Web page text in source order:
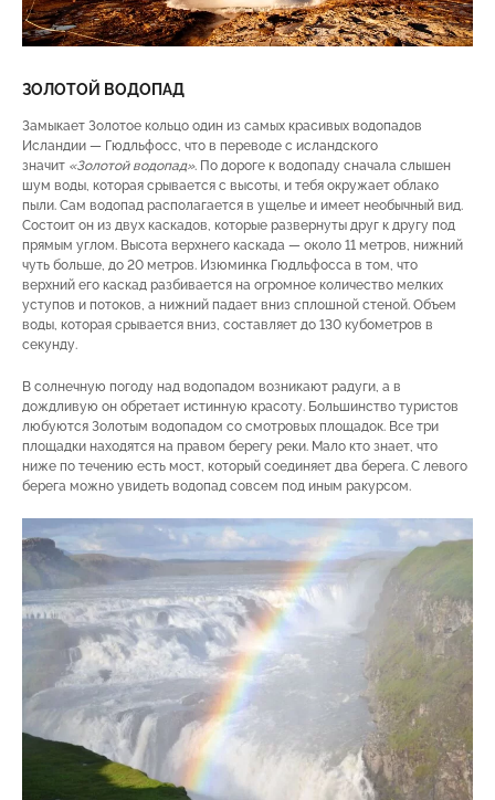
ЗОЛОТОЙ ВОДОПАД
Замыкает Золотое кольцо один из самых красивых водопадов
Исландии — Гюдльфосс, что в переводе с исландского
значит «Золотой водопад». По дороге к водопаду сначала слышен
шум воды, которая срывается с высоты, и тебя окружает облако
пыли. Сам водопад располагается в ущелье и имеет необычный вид.
Состоит он из двух каскадов, которые развернуты друг к другу под
прямым углом. Высота верхнего каскада — около 11 метров, нижний
чуть больше, до 20 метров. Изюминка Гюдльфосса в том, что
верхний его каскад разбивается на огромное количество мелких
уступов и потоков, а нижний падает вниз сплошной стеной. Объем
воды, которая срывается вниз, составляет до 130 кубометров в
секунду.
В солнечную погоду над водопадом возникают радуги, а в
дождливую он обретает истинную красоту. Большинство туристов
любуются Золотым водопадом со смотровых площадок. Все три
площадки находятся на правом берегу реки. Мало кто знает, что
ниже по течению есть мост, который соединяет два берега. С левого
берега можно увидеть водопад совсем под иным ракурсом.